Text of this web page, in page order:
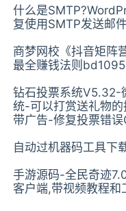
什么是
复使用SMTP发送邮
商梦网校《抖音矩阵
最全赚钱法则bd1095
钻石投票系统V5.32-
统-可以打赏送礼物
带广告-修复投票错
自动过机器码工具下
手游源码-全民奇迹
客户端,带视频教程和